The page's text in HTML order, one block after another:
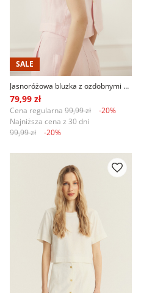
SALE
Jasnoróżowa bluzka z ozdobnymi guzikami na plecach
79,99 zł
Cena regularna 99,99 zł
-20%
Najniższa cena z 30 dni
99,99 zł
-20%